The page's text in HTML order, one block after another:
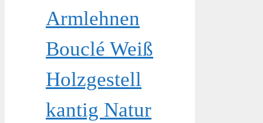
Armlehnen
Bouclé Weiß
Holzgestell
kantig Natur